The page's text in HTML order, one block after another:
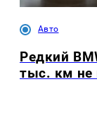
Авто
Редкий
тыс. км не